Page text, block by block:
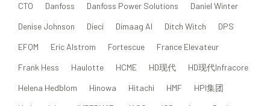
CTO
Danfoss Danfoss Power Solutions
Daniel Winter
Denise Johnson
Dieci Dimaag AI Ditch Witch
DPS
EFQM
Eric Alstrom Fortescue
France Elevateur
Frank Hess
Haulotte HCME HD现代
HD现代Infracore
Helena Hedblom
Hinowa Hitachi HMF
HPI集团